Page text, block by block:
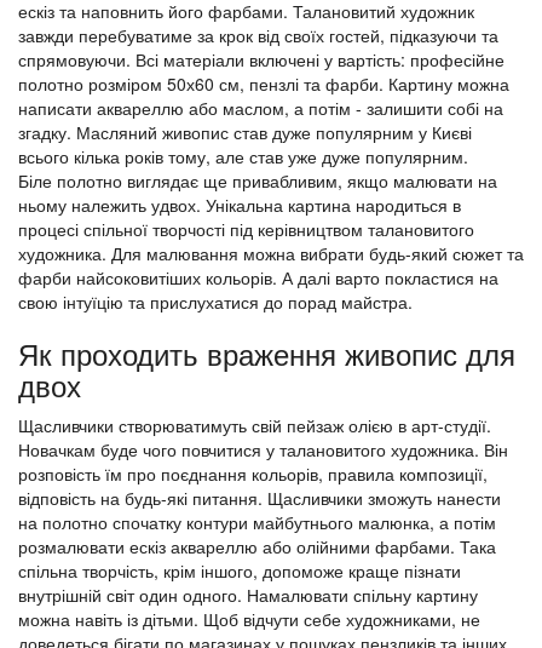
ескіз та наповнить його фарбами. Талановитий художник
завжди перебуватиме за крок від своїх гостей, підказуючи та
спрямовуючи. Всі матеріали включені у вартість: професійне
полотно розміром 50х60 см, пензлі та фарби. Картину можна
написати аквареллю або маслом, а потім - залишити собі на
згадку. Масляний живопис став дуже популярним у Києві
всього кілька років тому, але став уже дуже популярним.
Біле полотно виглядає ще привабливим, якщо малювати на
ньому належить удвох. Унікальна картина народиться в
процесі спільної творчості під керівництвом талановитого
художника. Для малювання можна вибрати будь-який сюжет та
фарби найсоковитіших кольорів. А далі варто покластися на
свою інтуїцію та прислухатися до порад майстра.
Як проходить враження живопис для
двох
Щасливчики створюватимуть свій пейзаж олією в арт-студії.
Новачкам буде чого повчитися у талановитого художника. Він
розповість їм про поєднання кольорів, правила композиції,
відповість на будь-які питання. Щасливчики зможуть нанести
на полотно спочатку контури майбутнього малюнка, а потім
розмалювати ескіз аквареллю або олійними фарбами. Така
спільна творчість, крім іншого, допоможе краще пізнати
внутрішній світ один одного. Намалювати спільну картину
можна навіть із дітьми. Щоб відчути себе художниками, не